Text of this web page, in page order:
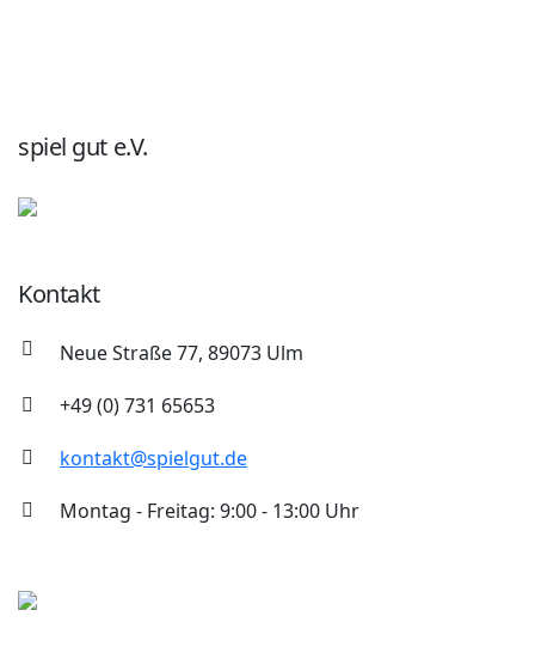
spiel gut e.V.
Kontakt
Neue Straße 77, 89073 Ulm
+49 (0) 731 65653
kontakt@spielgut.de
Montag - Freitag: 9:00 - 13:00 Uhr